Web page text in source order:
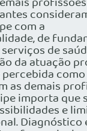
com a
de
de
da atuação
como
as demais
importa que
e
Diagnóstico